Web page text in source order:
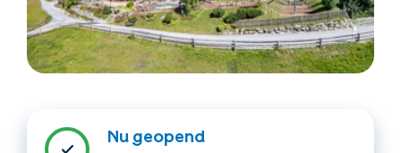
Nu geopend